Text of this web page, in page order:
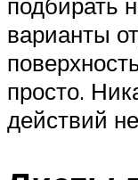
варианты
просто.
действий